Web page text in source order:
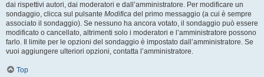
dai rispettivi autori, dai moderatori e dall’amministratore. Per modificare un
sondaggio, clicca sul pulsante Modifica del primo messaggio (a cui è sempre
associato il sondaggio). Se nessuno ha ancora votato, il sondaggio può essere
modificato o cancellato, altrimenti solo i moderatori e l’amministratore possono
farlo. Il limite per le opzioni del sondaggio è impostato dall’amministratore. Se
vuoi aggiungere ulteriori opzioni, contatta l’amministratore.
Top